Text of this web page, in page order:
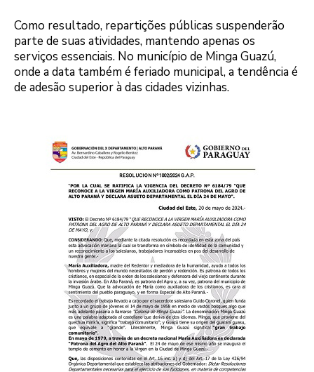
Como resultado, repartições públicas suspenderão
parte de suas atividades, mantendo apenas os
serviços essenciais. No município de Minga Guazú,
onde a data também é feriado municipal, a tendência é
de adesão superior à das cidades vizinhas.